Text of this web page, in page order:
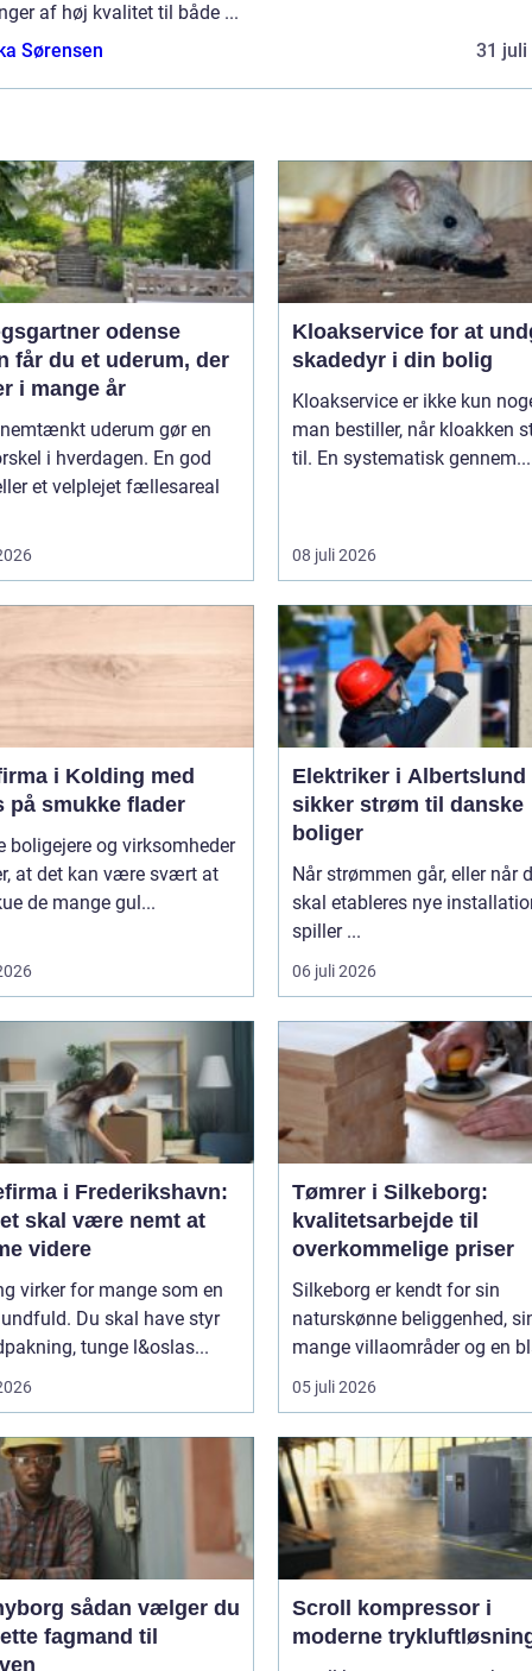
af høj kvalitet til både ...
Sørensen
31 juli
odense
får du et uderum, der
i mange år
uderum gør en
i hverdagen. En god
et velplejet fællesareal
Kloakservice for at
skadedyr i din bolig
Kloakservice er ikke kun
man bestiller, når kloakken
til. En systematisk gennem...
08 juli 2026
i Kolding med
på smukke flader
boligejere og virksomheder
at det kan være svært at
de mange gul...
Elektriker i Albertslund
sikker strøm til danske
boliger
Når strømmen går, eller når
skal etableres nye
spiller ...
06 juli 2026
i Frederikshavn:
skal være nemt at
videre
virker for mange som en
Du skal have styr
tunge l&oslas...
Tømrer i Silkeborg:
kvalitetsarbejde til
overkommelige priser
Silkeborg er kendt for sin
naturskønne beliggenhed,
mange villaområder og en
05 juli 2026
vælger du
fagmand til
Scroll kompressor i
moderne